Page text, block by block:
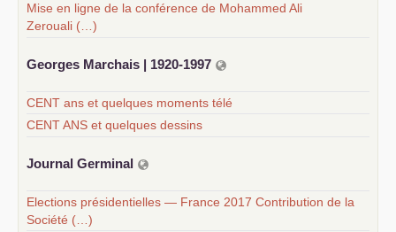
Mise en ligne de la conférence de Mohammed Ali
Zerouali (…)
Georges Marchais | 1920-1997
CENT ans et quelques moments télé
CENT ANS et quelques dessins
Journal Germinal
Elections présidentielles — France 2017 Contribution de la
Société (…)